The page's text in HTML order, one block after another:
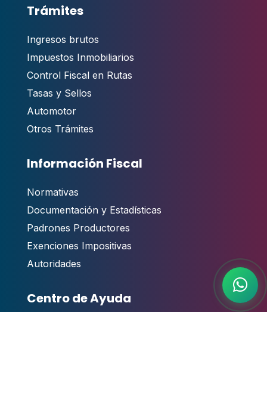
Trámites
Ingresos brutos
Impuestos Inmobiliarios
Control Fiscal en Rutas
Tasas y Sellos
Automotor
Otros Trámites
Información Fiscal
Normativas
Documentación y Estadísticas
Padrones Productores
Exenciones Impositivas
Autoridades
Centro de Ayuda